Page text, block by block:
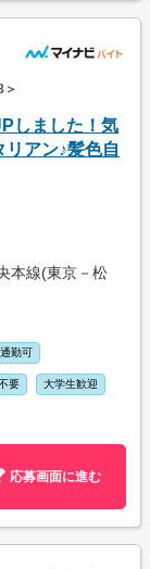
しました！気
アン♪髪色自
本線(東京－松
勤可
要 大学生歓迎
応募画面に進む